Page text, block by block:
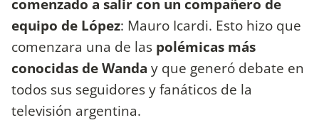
comenzado a salir con un compañero de
equipo de López: Mauro Icardi. Esto hizo que
comenzara una de las polémicas más
conocidas de Wanda y que generó debate en
todos sus seguidores y fanáticos de la
televisión argentina.